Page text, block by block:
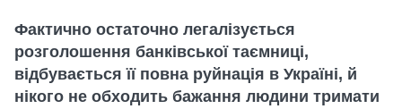
Фактично остаточно легалізується
розголошення банківської таємниці,
відбувається її повна руйнація в Україні, й
нікого не обходить бажання людини тримати